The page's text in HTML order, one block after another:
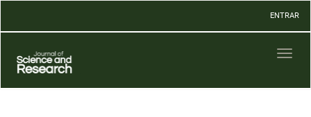
Contenido
Barra
lateral
ENTRAR